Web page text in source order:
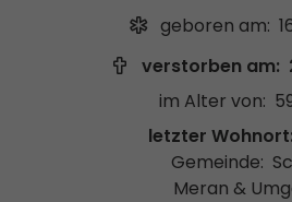
geboren am:
verstorben am:
im Alter von:
letzter Wohnort:
Gemeinde:
Meran &